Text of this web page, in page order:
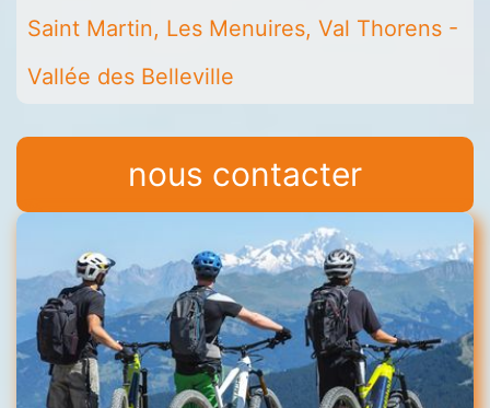
vallée
Belleville
Saint
Menuires
Val
Thorens
Saint Martin, Les Menuires, Val Thorens -
Vallée des Belleville
nous contacter